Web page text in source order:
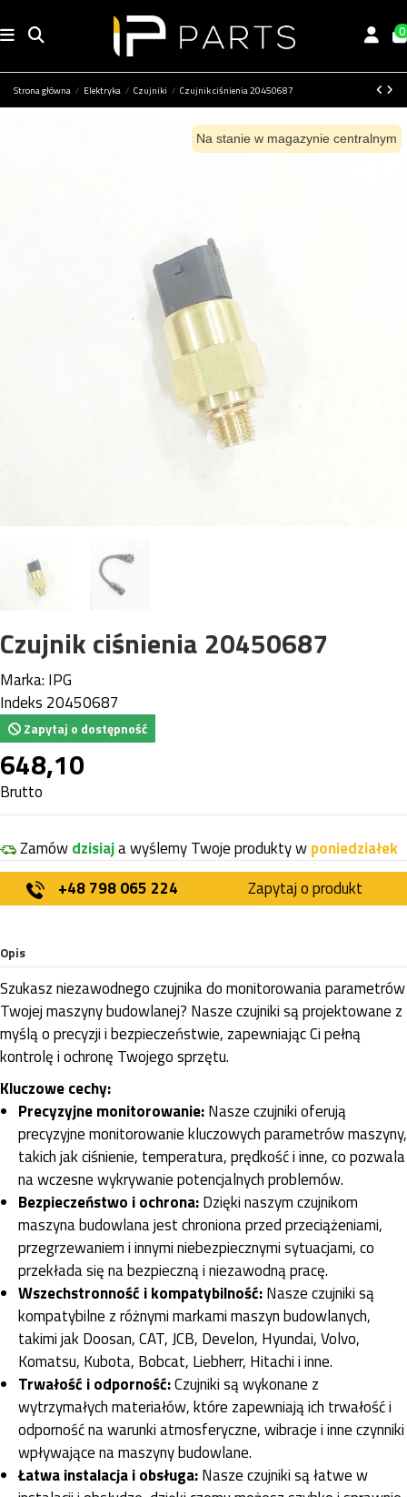
0
Strona główna Elektryka Czujniki Czujnik ciśnienia 20450687
Na stanie w magazynie centralnym
Czujnik ciśnienia 20450687
Marka: IPG
Indeks 20450687
Zapytaj o dostępność
648,10
Brutto
Zamówdzisiaja wyślemy Twoje produkty wponiedziałek
+48 798 065 224
Zapytaj o produkt
Opis
Szukasz niezawodnego czujnika do monitorowania parametrów
Twojej maszyny budowlanej? Nasze czujniki są projektowane z
myślą o precyzji i bezpieczeństwie, zapewniając Ci pełną
kontrolę i ochronę Twojego sprzętu.
Kluczowe cechy:
Precyzyjne monitorowanie:Nasze czujniki oferują
precyzyjne monitorowanie kluczowych parametrów maszyny,
takich jak ciśnienie, temperatura, prędkość i inne, co pozwala
na wczesne wykrywanie potencjalnych problemów.
Bezpieczeństwo i ochrona:Dzięki naszym czujnikom
maszyna budowlana jest chroniona przed przeciążeniami,
przegrzewaniem i innymi niebezpiecznymi sytuacjami, co
przekłada się na bezpieczną i niezawodną pracę.
Wszechstronność i kompatybilność:Nasze czujniki są
kompatybilne z różnymi markami maszyn budowlanych,
takimi jak Doosan, CAT, JCB, Develon, Hyundai, Volvo,
Komatsu, Kubota, Bobcat, Liebherr, Hitachi i inne.
Trwałość i odporność:Czujniki są wykonane z
wytrzymałych materiałów, które zapewniają ich trwałość i
odporność na warunki atmosferyczne, wibracje i inne czynniki
wpływające na maszyny budowlane.
Łatwa instalacja i obsługa:Nasze czujniki są łatwe w